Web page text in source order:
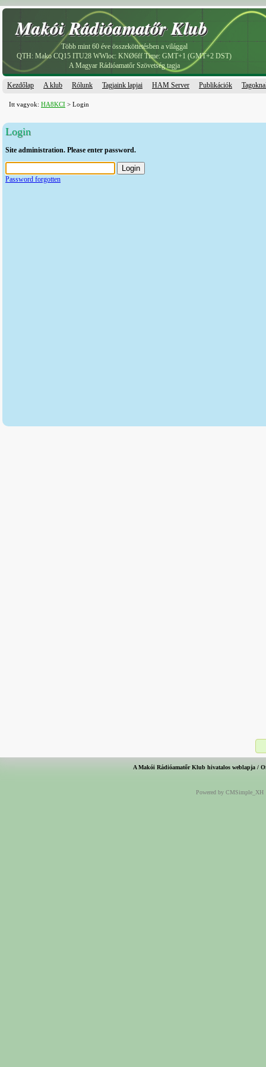
Makói Rádióamatőr Klub
Makói Rádióamatőr Klub
Több mint 60 éve összeköttetésben a világgal
QTH: Mako CQ15 ITU28 WWloc: KNØ6ff Time: GMT+1 (GMT+2 DST)
A Magyar Rádióamatőr Szövetség tagja
Kezdőlap A klub Rólunk Tagjaink lapjai HAM Server Publikációk
Itt vagyok: HA8KCI > Login
Login
Site administration. Please enter password.
Password forgotten
A Makói Rádióamatőr Klub hivatalos weblapja /
Powered by CMSimple_XH